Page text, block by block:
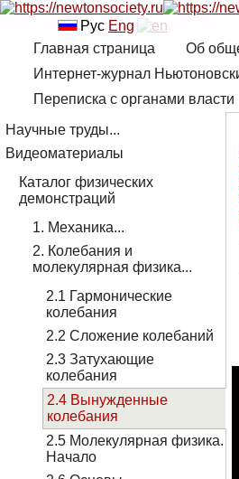
Рус Eng
Главная страница
Об
Интернет-журнал
Переписка с органами власти
Научные труды...
Видеоматериалы
Каталог физических
демонстраций
1. Механика...
2. Колебания и
молекулярная физика...
2.1 Гармонические
колебания
2.2 Сложение колебаний
2.3 Затухающие
колебания
2.4 Вынужденные
колебания
2.5 Молекулярная физика.
Начало